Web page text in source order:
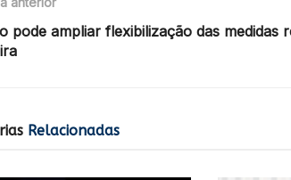
pode ampliar flexibilização das medidas
Relacionadas